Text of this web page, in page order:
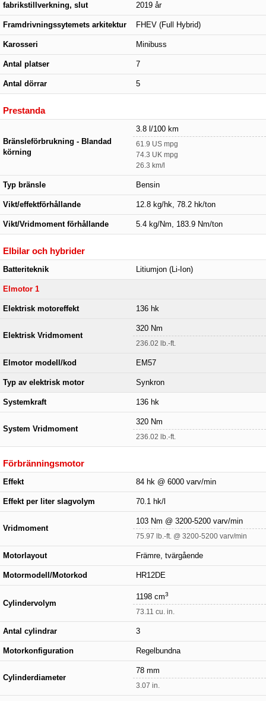
fabrikstillverkning, slut 2019 år
Framdrivningssytemets arkitektur FHEV (Full Hybrid)
Karosseri Minibuss
Antal platser 7
Antal dörrar 5
Prestanda
Bränsleförbrukning - Blandad
körning
3.8 l/100 km
61.9 US mpg
74.3 UK mpg
26.3 km/l
Typ bränsle Bensin
Vikt/effektförhållande 12.8 kg/hk, 78.2 hk/ton
Vikt/Vridmoment förhållande 5.4 kg/Nm, 183.9 Nm/ton
Elbilar och hybrider
Batteriteknik Litiumjon (Li-Ion)
Elmotor 1
Elektrisk motoreffekt 136 hk
Elektrisk Vridmoment
320 Nm
236.02 lb.-ft.
Elmotor modell/kod EM57
Typ av elektrisk motor Synkron
Systemkraft 136 hk
System Vridmoment
320 Nm
236.02 lb.-ft.
Förbränningsmotor
Effekt 84 hk @ 6000 varv/min
Effekt per liter slagvolym 70.1 hk/l
Vridmoment
103 Nm @ 3200-5200 varv/min
75.97 lb.-ft. @ 3200-5200 varv/min
Motorlayout Främre, tvärgående
Motormodell/Motorkod HR12DE
Cylindervolym
1198 cm3
73.11 cu. in.
Antal cylindrar 3
Motorkonfiguration Regelbundna
Cylinderdiameter
78 mm
3.07 in.